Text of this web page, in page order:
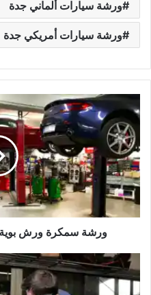
ورشة سيارات ألماني جدة
ورشة سيارات أمريكي جدة
ر
ش
ة
س
م
ك
ر
ة
ش
ب
ورشة سمكرة ورش بوية
ر